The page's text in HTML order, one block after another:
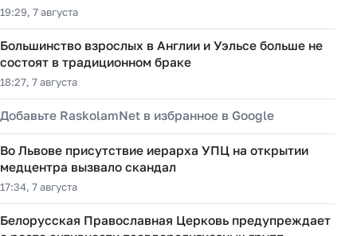
19:29, 7 августа
Большинство взрослых в Англии и Уэльсе больше не
состоят в традиционном браке
18:27, 7 августа
Добавьте RaskolamNet в избранное в Google
Во Львове присутствие иерарха УПЦ на открытии
медцентра вызвало скандал
17:34, 7 августа
Белорусская Православная Церковь предупреждает